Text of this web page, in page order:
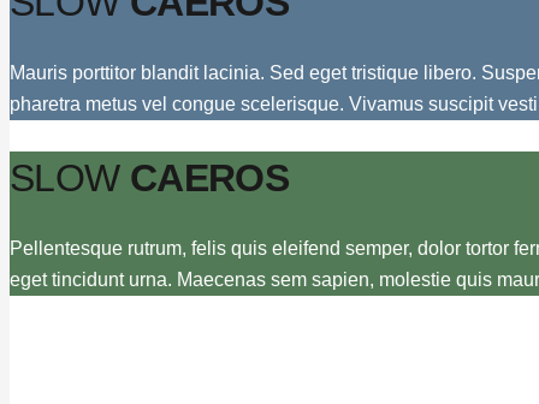
Mauris porttitor blandit lacinia. Sed eget tristique libero.
pharetra metus vel congue scelerisque. Vivamus suscipit
SLOW CAEROS
Pellentesque rutrum, felis quis eleifend semper, dolor tortor
eget tincidunt urna. Maecenas sem sapien, molestie quis